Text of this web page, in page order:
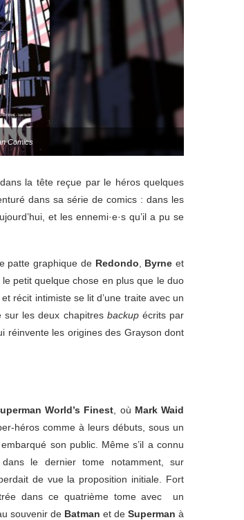
Comics
la tête reçue par le héros quelques
dans sa série de comics : dans les
et les ennemi·e·s qu’il a pu se
patte graphique de Redondo Byrne et
petit quelque chose en plus que le duo
récit intimiste se lit d’une traite avec un
sur les deux chapitres backupécrits par
réinvente les origines des Grayson dont
World’s Finest , où Mark Waid
héros comme à leurs débuts, sous un
son public. Même s’il a connu
le dernier tome notamment, sur
de vue la proposition initiale. Fort
dans ce quatrième tome avec
un
souvenir de Batman et de Supermanà